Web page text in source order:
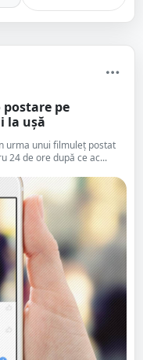
pe
la ușă
urma unui filmuleț postat
24 de ore după ce ac...